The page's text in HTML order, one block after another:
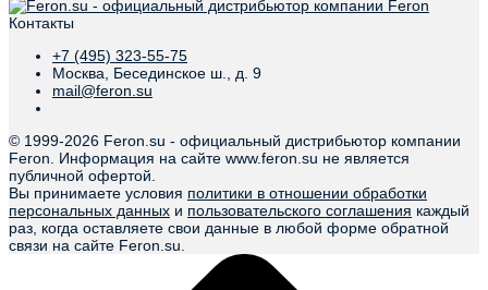
Контакты
+7 (495) 323-55-75
Москва, Бесединское ш., д. 9
mail@feron.su
© 1999-2026 Feron.su - официальный дистрибьютор компании
Feron. Информация на сайте www.feron.su не является
публичной офертой.
Вы принимаете условия политики в отношении обработки
персональных данных и пользовательского соглашения каждый
раз, когда оставляете свои данные в любой форме обратной
связи на сайте Feron.su.